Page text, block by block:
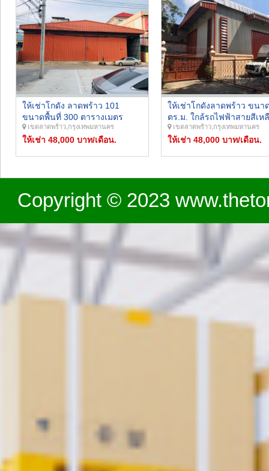
ให้เช่าโกดัง ลาดพร้าว 101
ขนาดพื้นที่ 300 ตารางเมตร
ทำเลดี ใกล้รถไฟฟ้า เข้าออกได้
หลายเส้นทาง ลาดพร้าว 101 -
เขตลาดพร้าว,กรุงเทพมหานคร
ให้เช่า 48,000 บาท/เดือน.
ให้เช่าโกดังลาดพร้าว ขนา
ตร.ม. ใกล้รถไฟฟ้าสายสีเห
สถานีมหาดไทย พื้นที่กว้างข
จอดรถได้หลายคัน รถสิบล้อ
เขตลาดพร้าว,กรุงเทพมหานคร
ให้เช่า 48,000 บาท/เดือน.
Copyright © 2023